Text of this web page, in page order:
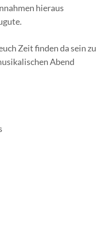
hieraus
Zeit finden da sein zu
Abend